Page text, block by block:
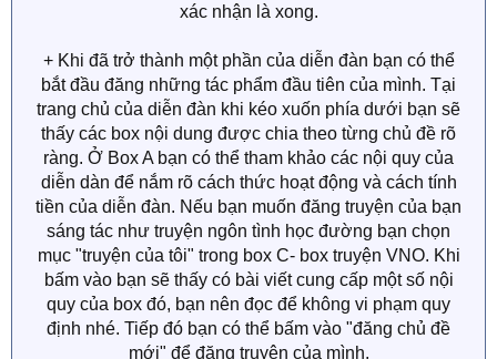
Đặt tên và mật khẩu theo yêu cầu diễn đàn, sau đó đợi
+ Khi đã trở thành một phần của diễn đàn bạn có thể
bắt đầu đăng những tác phẩm đầu tiên của mình. Tại
trang chủ của diễn đàn khi kéo xuốn phía dưới bạn sẽ
thấy các box nội dung được chia theo từng chủ đề rõ
ràng. Ở Box A bạn có thể tham khảo các nội quy của
diễn dàn để nắm rõ cách thức hoạt động và cách tính
tiền của diễn đàn. Nếu bạn muốn đăng truyện của bạn
sáng tác như truyện ngôn tình học đường bạn chọn
mục "truyện của tôi" trong box C- box truyện VNO. Khi
bấm vào bạn sẽ thấy có bài viết cung cấp một số nội
quy của box đó, bạn nên đọc để không vi phạm quy
định nhé. Tiếp đó bạn có thể bấm vào "đăng chủ đề